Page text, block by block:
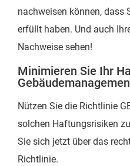
nachweisen können, dass
erfüllt haben. Und auch
Nachweise sehen!
Minimieren Sie Ihr
Nützen Sie die Richtlinie
solchen Haftungsrisiken
Sie sich jetzt über das
Richtlinie.